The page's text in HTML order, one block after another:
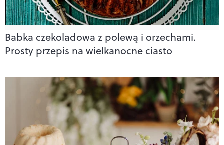
Babka czekoladowa z polewą i orzechami.
Prosty przepis na wielkanocne ciasto